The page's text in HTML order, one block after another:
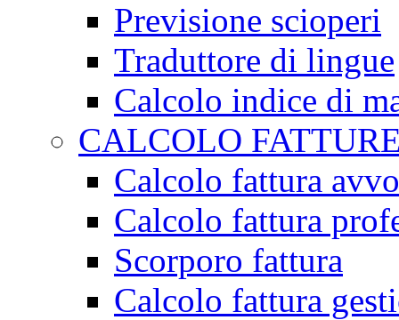
Previsione scioperi
Traduttore di lingue
Calcolo indice di
CALCOLO
Calcolo fattura
Calcolo fattura
Scorporo fattura
Calcolo fattura